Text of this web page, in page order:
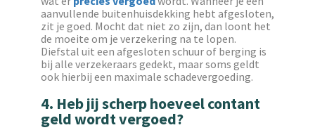
aanvullende buitenhuisdekking hebt afgesloten,
zit je goed. Mocht dat niet zo zijn, dan loont het
de moeite om je verzekering na te lopen.
Diefstal uit een afgesloten schuur of berging is
bij alle verzekeraars gedekt, maar soms geldt
ook hierbij een maximale schadevergoeding.
4. Heb jij scherp hoeveel contant
geld wordt vergoed?